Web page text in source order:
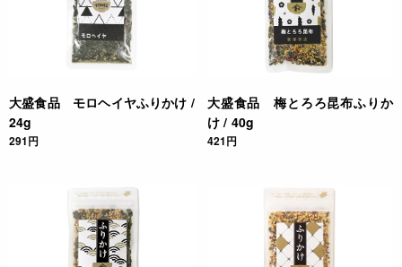
大盛食品 モロヘイヤふりかけ /
24g
291円
大盛食品 梅とろろ昆布ふりか
け / 40g
421円